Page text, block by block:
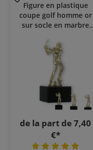
Figure en plastique
coupe golf homme or
sur socle en marbre
de la part de 7,40
€*